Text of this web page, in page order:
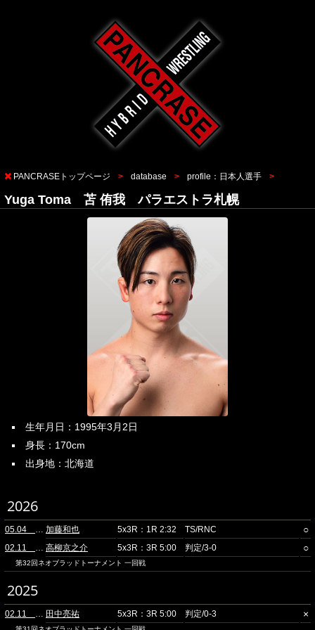
PANCRASEトップページ database profile：日本人選手
Yuga Toma 苫 侑我 パラエストラ札幌
生年月日：1995年3月2日
身長：170cm
出身地：北海道
2026
05.04 品川 加藤和也 5x3R：1R 2:32 TS/RNC ○
02.11 品川 高柳京之介 5x3R：3R 5:00 判定/3-0 ○
第32回ネオブラッドトーナメント 一回戦
2025
02.11 品川 田中亮祐 5x3R：3R 5:00 判定/0-3 ×